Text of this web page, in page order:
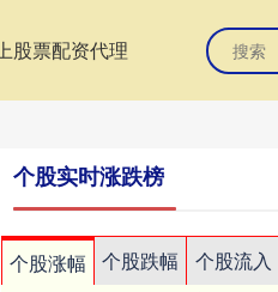
股票配资代理
个股实时涨跌榜
个股涨幅 个股跌幅 个股流入